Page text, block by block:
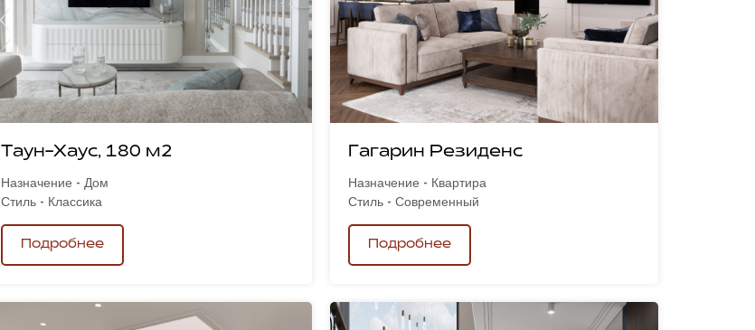
Таун-Хаус, 180 м2
Назначение - Дом
Стиль - Классика
Подробнее
Гагарин Резиденс
Назначение - Квартира
Стиль - Современный
Подробнее